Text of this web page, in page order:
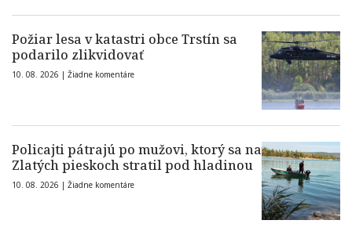
Požiar lesa v katastri obce Trstín sa
podarilo zlikvidovať
10. 08. 2026 | Žiadne komentáre
Policajti pátrajú po mužovi, ktorý sa na
Zlatých pieskoch stratil pod hladinou
10. 08. 2026 | Žiadne komentáre